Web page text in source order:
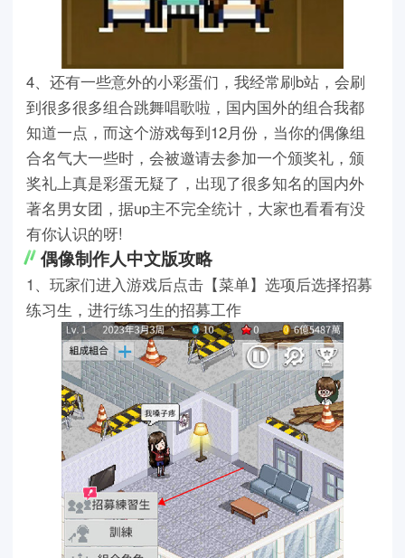
4、还有一些意外的小彩蛋们，我经常刷b站，会刷
到很多很多组合跳舞唱歌啦，国内国外的组合我都
知道一点，而这个游戏每到12月份，当你的偶像组
合名气大一些时，会被邀请去参加一个颁奖礼，颁
奖礼上真是彩蛋无疑了，出现了很多知名的国内外
著名男女团，据up主不完全统计，大家也看看有没
有你认识的呀!
偶像制作人中文版攻略
1、玩家们进入游戏后点击【菜单】选项后选择招募
练习生，进行练习生的招募工作